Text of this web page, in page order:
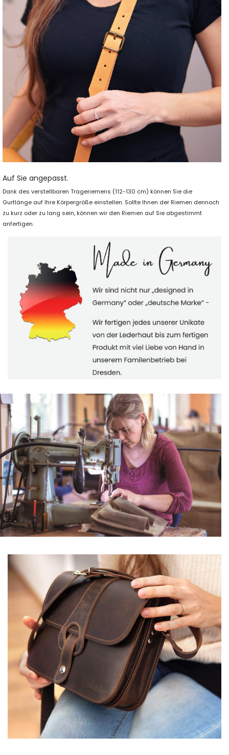
Auf Sie angepasst.
Dank des verstellbaren Trageriemens (112-130 cm) können Sie die
Gurtlänge auf Ihre Körpergröße einstellen. Sollte Ihnen der Riemen dennoch
zu kurz oder zu lang sein, können wir den Riemen auf Sie abgestimmt
anfertigen.